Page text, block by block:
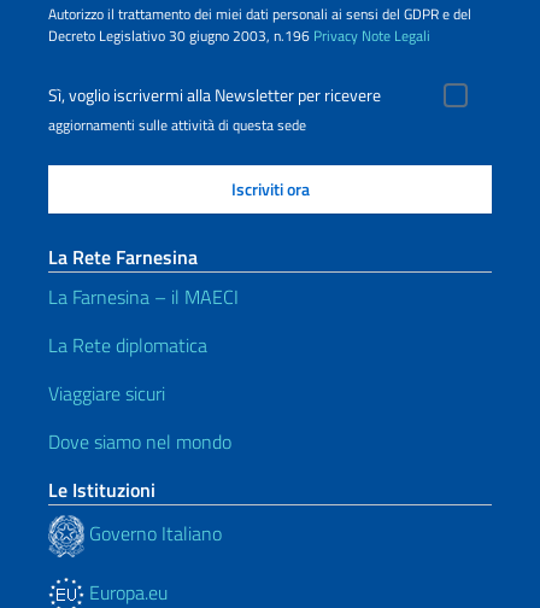
Autorizzo il trattamento dei miei dati personali ai sensi del GDPR e del
Decreto Legislativo 30 giugno 2003, n.196 Privacy Note Legali
Sì, voglio iscrivermi alla Newsletter per ricevere
aggiornamenti sulle attività di questa sede
La Rete Farnesina
La Farnesina – il MAECI
La Rete diplomatica
Viaggiare sicuri
Dove siamo nel mondo
Le Istituzioni
Governo Italiano
Europa.eu